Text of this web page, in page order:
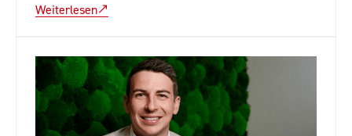
Weiterlesen